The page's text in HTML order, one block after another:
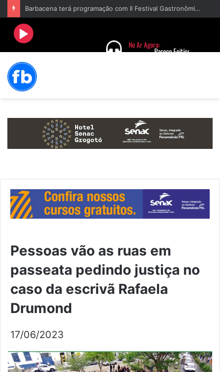
Conselho Municipal de Saúde de Barbacena empossa 24 novos conselheiros
Pessoas vão as ruas em
passeata pedindo justiça no
caso da escrivã Rafaela
Drumond
17/06/2023